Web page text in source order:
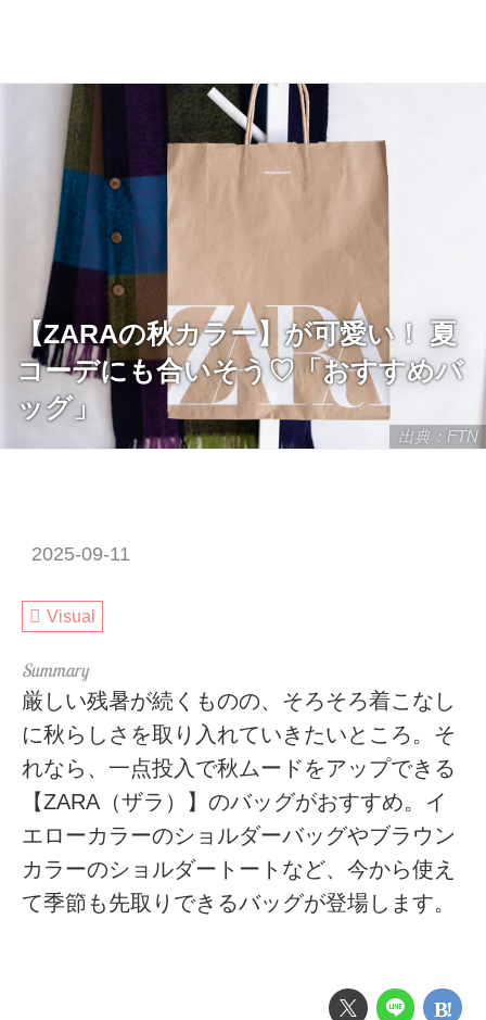
出典：FTN
【ZARAの秋カラー】が可愛い！ 夏
コーデにも合いそう♡「おすすめバ
ッグ」
2025-09-11
Visual
厳しい残暑が続くものの、そろそろ着こなし
に秋らしさを取り入れていきたいところ。そ
れなら、一点投入で秋ムードをアップできる
【ZARA（ザラ）】のバッグがおすすめ。イ
エローカラーのショルダーバッグやブラウン
カラーのショルダートートなど、今から使え
て季節も先取りできるバッグが登場します。